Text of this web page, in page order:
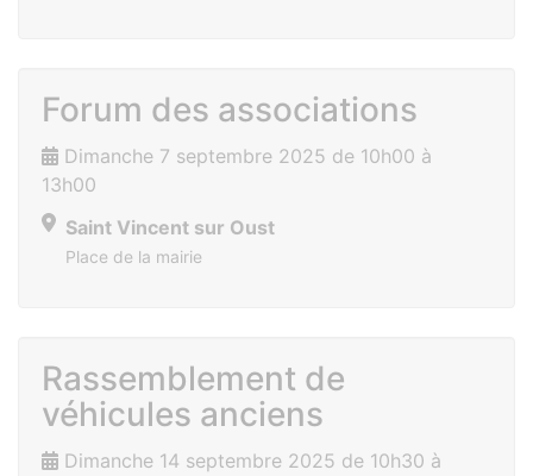
Forum des associations
Dimanche 7 septembre 2025 de 10h00 à
13h00
Saint Vincent sur Oust
Place de la mairie
Rassemblement de
véhicules anciens
Dimanche 14 septembre 2025 de 10h30 à